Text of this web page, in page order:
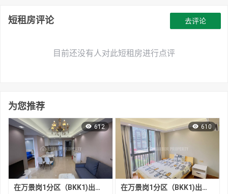
短租房评论
目前还没有人对此短租房进行点评
去评论
为您推荐
612
在万景岗1分区（BKK1)出租的现房公寓
610
在万景岗1分区（BKK1)出租的现房公寓